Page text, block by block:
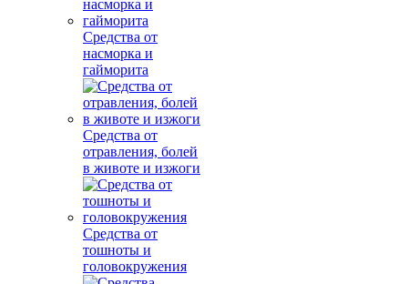
Средства от
насморка и
гайморита
Средства от
отравления, болей
в животе и изжоги
Средства от
тошноты и
головокружения